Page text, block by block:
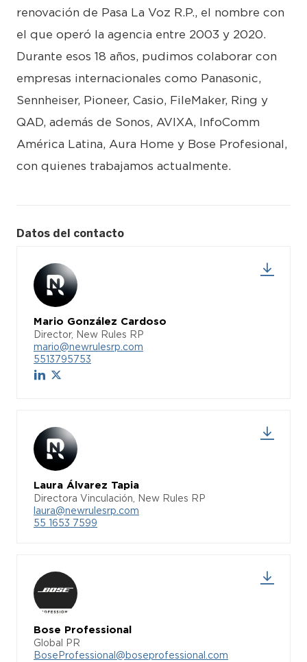
renovación de Pasa La Voz R.P., el nombre con
el que operó la agencia entre 2003 y 2020.
Durante esos 18 años, pudimos colaborar con
empresas internacionales como Panasonic,
Sennheiser, Pioneer, Casio, FileMaker, Ring y
QAD, además de Sonos, AVIXA, InfoComm
América Latina, Aura Home y Bose Profesional,
con quienes trabajamos actualmente.
Datos del contacto
Mario González Cardoso
Director, New Rules RP
mario@newrulesrp.com
5513795753
Laura Álvarez Tapia
Directora Vinculación, New Rules RP
laura@newrulesrp.com
55 1653 7599
Bose Professional
Global PR
BoseProfessional@boseprofessional.com